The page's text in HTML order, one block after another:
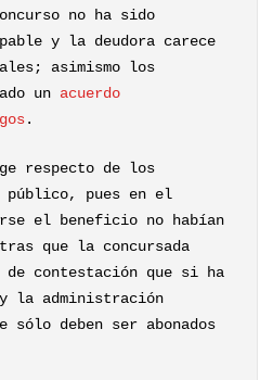
no ha sido
y la deudora carece
asimismo los
un acuerdo
.
respecto de los
público, pues en el
el beneficio no habían
que la concursada
de contestación que si ha
la administración
sólo deben ser abonados